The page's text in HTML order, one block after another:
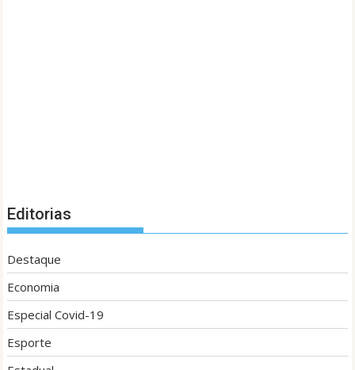
Editorias
Destaque
Economia
Especial Covid-19
Esporte